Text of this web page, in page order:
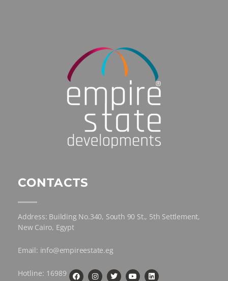
CONTACTS
Address: Building No.340, South 90 St., 5th Settlement,
New Cairo, Egypt
Email: info@empireestate.eg
Hotline: 16989